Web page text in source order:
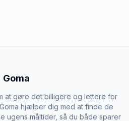
Goma
at gøre det billigere og lettere for
hjælper dig med at finde de
ugens måltider, så du både sparer